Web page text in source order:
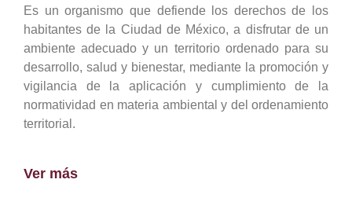
Es un organismo que defiende los derechos de los
habitantes de la Ciudad de México, a disfrutar de un
ambiente adecuado y un territorio ordenado para su
desarrollo, salud y bienestar, mediante la promoción y
vigilancia de la aplicación y cumplimiento de la
normatividad en materia ambiental y del ordenamiento
territorial.
Ver más